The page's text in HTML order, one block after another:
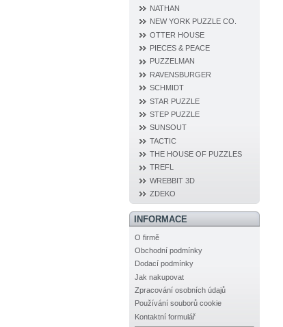
NATHAN
NEW YORK PUZZLE CO.
OTTER HOUSE
PIECES & PEACE
PUZZELMAN
RAVENSBURGER
SCHMIDT
STAR PUZZLE
STEP PUZZLE
SUNSOUT
TACTIC
THE HOUSE OF PUZZLES
TREFL
WREBBIT 3D
ZDEKO
INFORMACE
O firmě
Obchodní podmínky
Dodací podmínky
Jak nakupovat
Zpracování osobních údajů
Používání souborů cookie
Kontaktní formulář